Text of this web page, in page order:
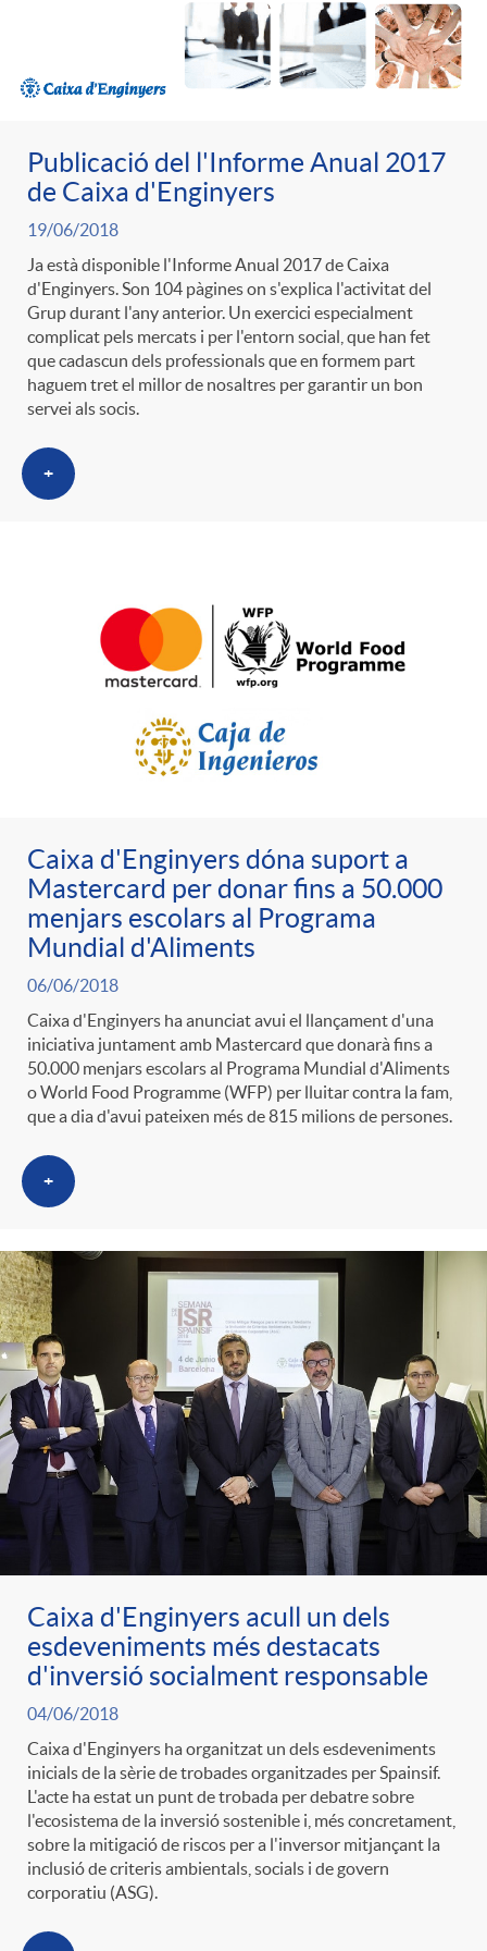
r
S
a
l
a
d
s
a
p
e
r
c
a
t
e
e
s
e
n
i
d
o
A
n
i
l
t
r
o
C
a
t
e
g
o
r
i
a
s
i
c
a
d
o
r
t
n
g
u
s
Publicació del l'Informe Anual 2017
de Caixa d'Enginyers
19/06/2018
Ja està disponible l'Informe Anual 2017 de Caixa
d'Enginyers. Son 104 pàgines on s'explica l'activitat del
Grup durant l'any anterior. Un exercici especialment
complicat pels mercats i per l'entorn social, que han fet
que cadascun dels professionals que en formem part
haguem tret el millor de nosaltres per garantir un bon
servei als socis.
+
Caixa d'Enginyers dóna suport a
Mastercard per donar fins a 50.000
menjars escolars al Programa
Mundial d'Aliments
06/06/2018
Caixa d'Enginyers ha anunciat avui el llançament d'una
iniciativa juntament amb Mastercard que donarà fins a
50.000 menjars escolars al Programa Mundial d'Aliments
o World Food Programme (WFP) per lluitar contra la fam,
que a dia d'avui pateixen més de 815 milions de persones.
+
Caixa d'Enginyers acull un dels
esdeveniments més destacats
d'inversió socialment responsable
04/06/2018
Caixa d'Enginyers ha organitzat un dels esdeveniments
inicials de la sèrie de trobades organitzades per Spainsif.
L'acte ha estat un punt de trobada per debatre sobre
l'ecosistema de la inversió sostenible i, més concretament,
sobre la mitigació de riscos per a l'inversor mitjançant la
inclusió de criteris ambientals, socials i de govern
corporatiu (ASG).